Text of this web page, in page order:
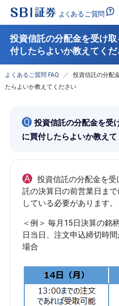
投資信託の分配金を受け
付したらよいか教えてく
よくあるご質問 FAQ
投資信託の分配
たらよいか教えてください
Q 投資信託の分配金を受
に買付したらよいか教え
A
投資信託の分配金を
託の決算日の前営業日ま
＜例＞ 毎月15日決算の銘
日当日、注文申込締切時